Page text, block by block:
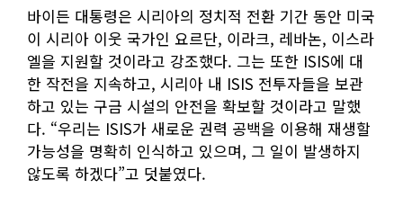
바이든 대통령은 시리아의 정치적 전환 기간 동안 미국
이 시리아 이웃 국가인 요르단, 이라크, 레바논, 이스라
엘을 지원할 것이라고 강조했다. 그는 또한 ISIS에 대
한 작전을 지속하고, 시리아 내 ISIS 전투자들을 보관
하고 있는 구금 시설의 안전을 확보할 것이라고 말했
다. “우리는 ISIS가 새로운 권력 공백을 이용해 재생할
가능성을 명확히 인식하고 있으며, 그 일이 발생하지
않도록 하겠다”고 덧붙였다.